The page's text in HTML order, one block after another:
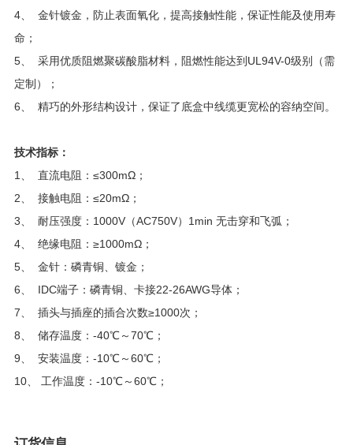
命；
定制）；
6、 精巧的外形结构设计，保证了底盒中线缆更宽松的容纳空间。
技术指标：
1
、 直流电阻：≤300mΩ；
2、 接触电阻：≤20mΩ；
3、 耐压强度：1000V（AC750V）1min 无击穿和飞弧；
4、 绝缘电阻：≥1000mΩ；
5、 金针：磷青铜、镀金；
6、 IDC端子：磷青铜、卡接22-26AWG导体；
7、 插头与插座的插合次数≥1000次；
8、 储存温度：-40℃～70℃；
9、 安装温度：-10℃～60℃；
10、 工作温度：-10℃～60℃；